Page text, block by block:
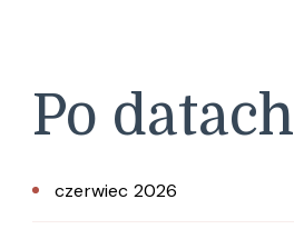
Po datach
czerwiec 2026